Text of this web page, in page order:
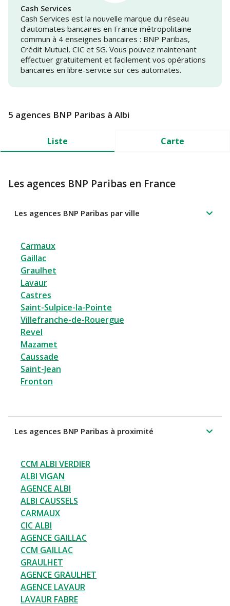
Cash Services
Cash Services est la nouvelle marque du réseau
d’automates bancaires en France métropolitaine
commun à 4 enseignes bancaires : BNP Paribas,
Crédit Mutuel, CIC et SG. Vous pouvez maintenant
effectuer gratuitement et facilement vos opérations
bancaires en libre-service sur ces automates.
5 agences BNP Paribas à Albi
Liste Carte
Les agences BNP Paribas en France
Les agences BNP Paribas par ville
Carmaux
Gaillac
Graulhet
Lavaur
Castres
Saint-Sulpice-la-Pointe
Villefranche-de-Rouergue
Revel
Mazamet
Caussade
Saint-Jean
Fronton
Les agences BNP Paribas à proximité
CCM ALBI VERDIER
ALBI VIGAN
AGENCE ALBI
ALBI CAUSSELS
CARMAUX
CIC ALBI
AGENCE GAILLAC
CCM GAILLAC
GRAULHET
AGENCE GRAULHET
AGENCE LAVAUR
LAVAUR FABRE